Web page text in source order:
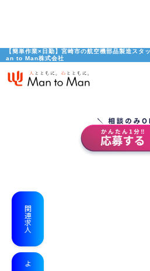
【簡単作業×日勤】宮崎市の航空機部品製造スタ
an to Man株式会社
関連求人